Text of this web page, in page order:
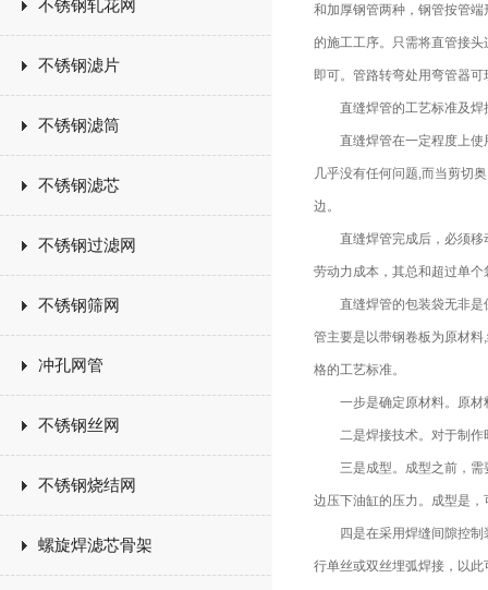
不锈钢轧花网
不锈钢滤片
不锈钢滤筒
不锈钢滤芯
不锈钢过滤网
不锈钢筛网
冲孔网管
不锈钢丝网
不锈钢烧结网
螺旋焊滤芯骨架
和加厚钢管两种，钢管按管
的施工工序。只需将直管接
即可。管路转弯处用弯管器
直缝焊管的工艺标准及焊
直缝焊管在一定程度上使用
几乎没有任何问题,而当剪切
边。
直缝焊管完成后，必须移动
劳动力成本，其总和超过单个
直缝焊管的包装袋无非是保
管主要是以带钢卷板为原材
格的工艺标准。
一步是确定原材料。原材
二是焊接技术。对于制作
三是成型。成型之前，需要
边压下油缸的压力。成型是
四是在采用焊缝间隙控制装
行单丝或双丝埋弧焊接，以此